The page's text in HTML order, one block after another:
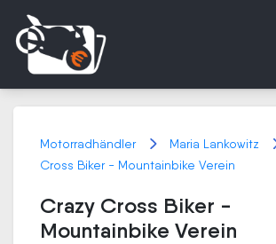
Motorradhändler Maria Lankowitz
Cross Biker - Mountainbike Verein
Crazy Cross Biker -
Mountainbike Verein